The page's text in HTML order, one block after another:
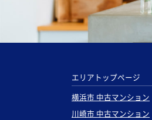
エリアトップページ
横浜市 中古マンション
川崎市 中古マンション